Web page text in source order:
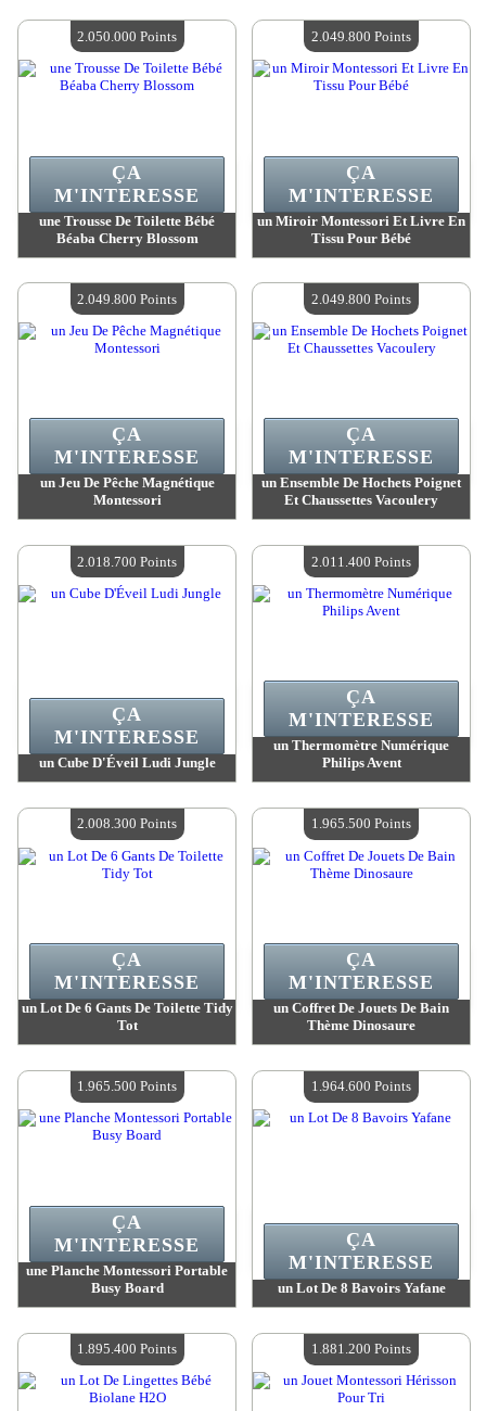
Quantité Disponible :4
Quantité Disponible :4
une Trousse De Toilette Bébé
Béaba Cherry Blossom
Quantité Disponible :4
ÇA
M'INTERESSE
2.050.000 Points
un Miroir Montessori Et Livre En
Tissu Pour Bébé
Quantité Disponible :4
ÇA
M'INTERESSE
2.049.800 Points
un Jeu De Pêche Magnétique
Montessori
Quantité Disponible :4
ÇA
M'INTERESSE
2.049.800 Points
un Ensemble De Hochets Poignet
Et Chaussettes Vacoulery
Quantité Disponible :4
ÇA
M'INTERESSE
2.049.800 Points
un Cube D'Éveil Ludi Jungle
Quantité Disponible :4
ÇA
M'INTERESSE
2.018.700 Points
un Thermomètre Numérique
Philips Avent
Quantité Disponible :4
ÇA
M'INTERESSE
2.011.400 Points
un Lot De 6 Gants De Toilette Tidy
Tot
Quantité Disponible :4
ÇA
M'INTERESSE
2.008.300 Points
un Coffret De Jouets De Bain
Thème Dinosaure
Quantité Disponible :4
ÇA
M'INTERESSE
1.965.500 Points
une Planche Montessori Portable
Busy Board
Quantité Disponible :4
ÇA
M'INTERESSE
1.965.500 Points
un Lot De 8 Bavoirs Yafane
Quantité Disponible :4
ÇA
M'INTERESSE
1.964.600 Points
1.895.400 Points 1.881.200 Points